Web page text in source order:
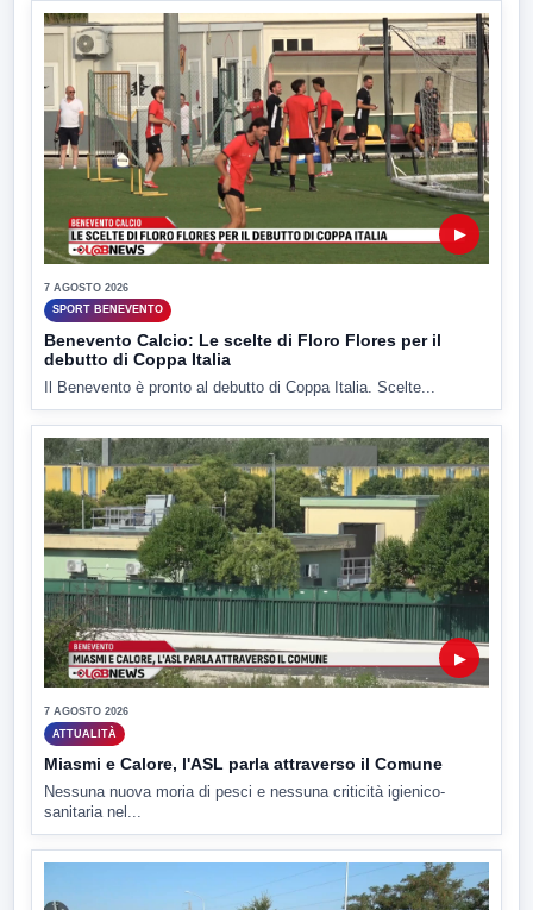
▶
7 AGOSTO 2026
SPORT BENEVENTO
Benevento Calcio: Le scelte di Floro Flores per il
debutto di Coppa Italia
Il Benevento è pronto al debutto di Coppa Italia. Scelte...
▶
7 AGOSTO 2026
ATTUALITÀ
Miasmi e Calore, l'ASL parla attraverso il Comune
Nessuna nuova moria di pesci e nessuna criticità igienico-
sanitaria nel...